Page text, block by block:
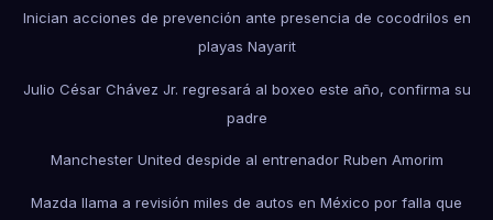
Inician acciones de prevención ante presencia de cocodrilos en
playas Nayarit
Julio César Chávez Jr. regresará al boxeo este año, confirma su
padre
Manchester United despide al entrenador Ruben Amorim
Mazda llama a revisión miles de autos en México por falla que